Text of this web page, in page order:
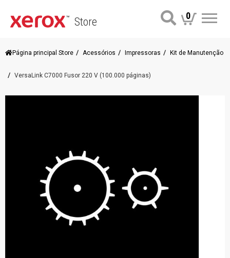
Store 0
Página principal Store Acessórios Impressoras Kit de Manutenção
VersaLink C7000 Fusor 220 V (100.000 páginas)